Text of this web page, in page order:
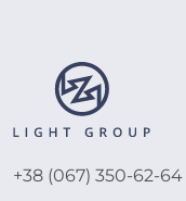
+38 (067) 350-62-64